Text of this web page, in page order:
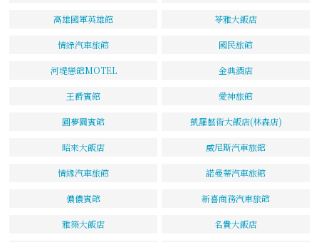
高雄國軍英雄館 苓雅大飯店
情綠汽車旅館 國民旅館
河堤戀館MOTEL 金典酒店
王爵賓館 愛神旅館
圓夢園賓館 凱羅藝術大飯店(林森店)
昭來大飯店 威尼斯汽車旅館
情緣汽車旅館 諾曼蒂汽車旅館
儂儂賓館 新喜商務汽車旅館
雅築大飯店 名貴大飯店